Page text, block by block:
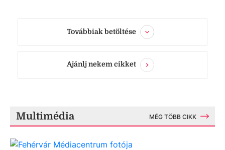
Továbbiak betöltése
Ajánlj nekem cikket
Multimédia MÉG TÖBB CIKK